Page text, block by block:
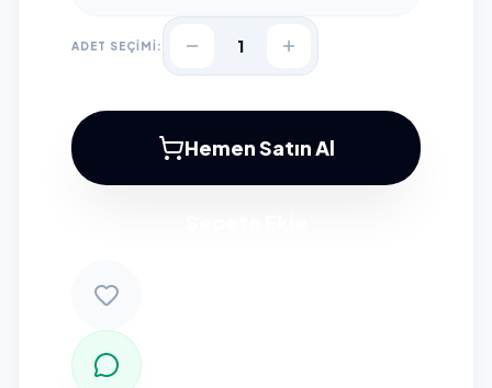
ADET SEÇİMİ: 1
Hemen Satın Al